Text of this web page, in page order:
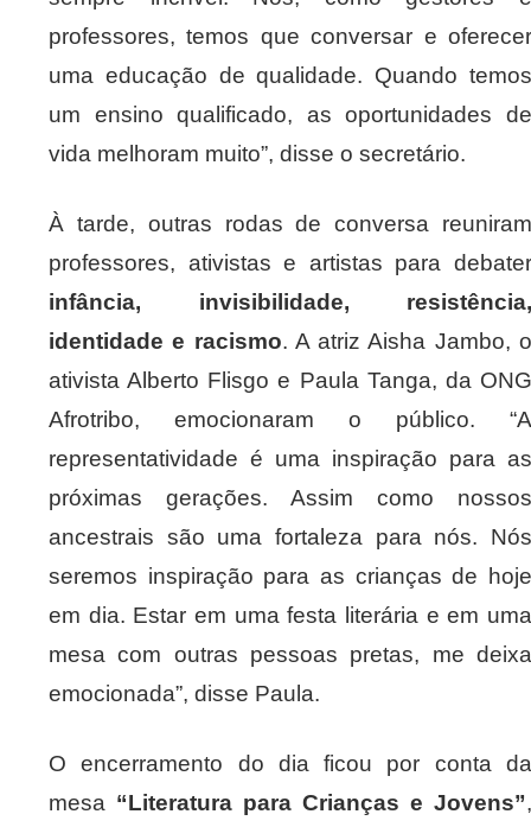
professores, temos que conversar e oferecer
uma educação de qualidade. Quando temos
um ensino qualificado, as oportunidades de
vida melhoram muito”, disse o secretário.
À tarde, outras rodas de conversa reuniram
professores, ativistas e artistas para debater
infância, invisibilidade, resistência,
identidade e racismo. A atriz Aisha Jambo,
ativista Alberto Flisgo e Paula Tanga, da ONG
Afrotribo, emocionaram o público. “A
representatividade é uma inspiração para as
próximas gerações. Assim como nossos
ancestrais são uma fortaleza para nós. Nós
seremos inspiração para as crianças de hoje
em dia. Estar em uma festa literária e em uma
mesa com outras pessoas pretas, me deixa
emocionada”, disse Paula.
O encerramento do dia ficou por conta da
mesa “Literatura para Crianças e Jovens”,